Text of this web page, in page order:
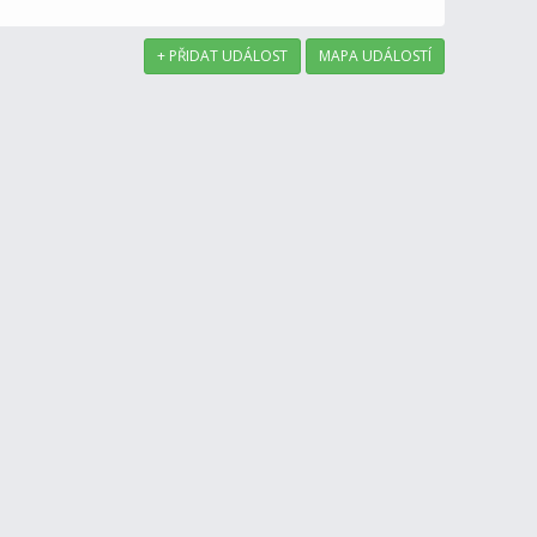
+ PŘIDAT UDÁLOST MAPA UDÁLOSTÍ